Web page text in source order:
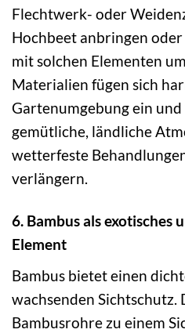
Flechtwerk- oder
Hochbeet anbringen
mit solchen Elementen
Materialien fügen sich
Gartenumgebung ein
gemütliche, ländliche
wetterfeste
verlängern.
6. Bambus als exotisches
Element
Bambus bietet einen
wachsenden
Bambusrohre zu einem